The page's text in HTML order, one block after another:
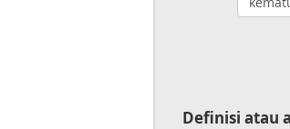
Definisi atau